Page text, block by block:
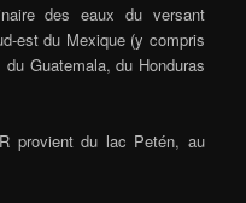
des eaux du versant
est du Mexique (y compris
Guatemala, du Honduras
provient du lac Petén, au